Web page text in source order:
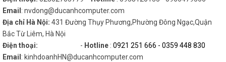
Email : nvdong@ducanhcomputer.com
Địa chỉ Hà Nội: 431 Đường Thụy Phương,Phường Đông Ngạc,Quận
Bắc Từ Liêm, Hà Nội
Điện thoại: - Hotline : 0921 251 666 - 0359 448 830
Email : kinhdoanhHN@ducanhcomputer.com